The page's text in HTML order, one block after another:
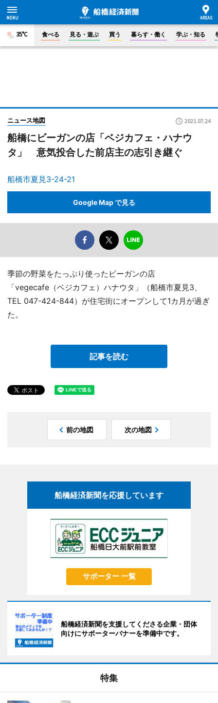
35°C 食べる 見る・遊ぶ 買う 暮らす・働く 学ぶ・知る
ニュース地図 2021.07.24
船橋にビーガンの店「ベジカフェ・ハナウ
タ」 意気投合した前店主の志引き継ぐ
船橋市夏見3-24-21
Google Map で見る
季節の野菜をたっぷり使ったビーガンの店
「vegecafe（ベジカフェ）ハナウタ」（船橋市夏見3、
TEL 047-424-844）が住宅街にオープンして1カ月が過ぎ
た。
記事を読む
前の地図 次の地図
船橋経済新聞を応援しています
サポーター 一覧
船橋経済新聞を支援してくださる企業・団体
向けにサポーターバナーを準備中です。
特集